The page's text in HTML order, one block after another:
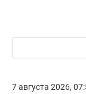
7 августа 2026,